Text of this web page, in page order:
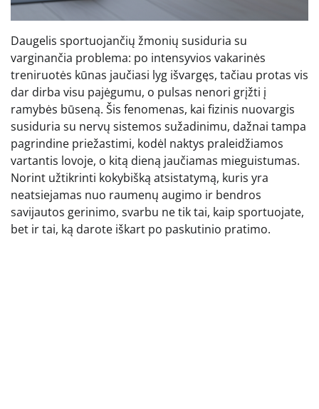
Daugelis sportuojančių žmonių susiduria su
varginančia problema: po intensyvios vakarinės
treniruotės kūnas jaučiasi lyg išvargęs, tačiau protas vis
dar dirba visu pajėgumu, o pulsas nenori grįžti į
ramybės būseną. Šis fenomenas, kai fizinis nuovargis
susiduria su nervų sistemos sužadinimu, dažnai tampa
pagrindine priežastimi, kodėl naktys praleidžiamos
vartantis lovoje, o kitą dieną jaučiamas mieguistumas.
Norint užtikrinti kokybišką atsistatymą, kuris yra
neatsiejamas nuo raumenų augimo ir bendros
savijautos gerinimo, svarbu ne tik tai, kaip sportuojate,
bet ir tai, ką darote iškart po paskutinio pratimo.